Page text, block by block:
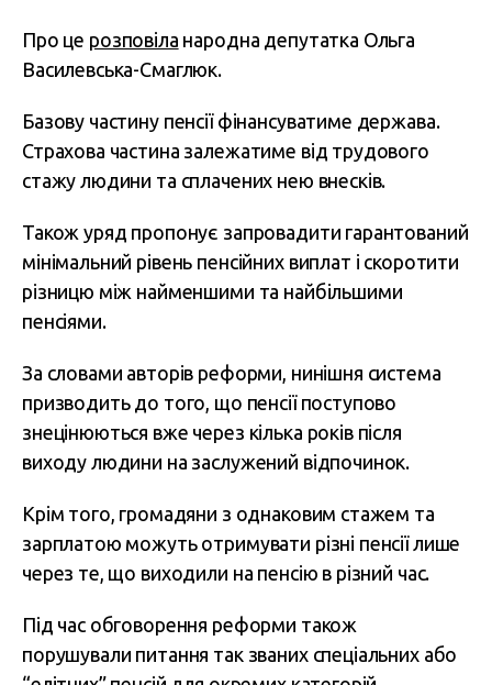
Про це розповіла народна депутатка Ольга
Василевська-Смаглюк.
Базову частину пенсії фінансуватиме держава.
Страхова частина залежатиме від трудового
стажу людини та сплачених нею внесків.
Також уряд пропонує запровадити гарантований
мінімальний рівень пенсійних виплат і скоротити
різницю між найменшими та найбільшими
пенсіями.
За словами авторів реформи, нинішня система
призводить до того, що пенсії поступово
знецінюються вже через кілька років після
виходу людини на заслужений відпочинок.
Крім того, громадяни з однаковим стажем та
зарплатою можуть отримувати різні пенсії лише
через те, що виходили на пенсію в різний час.
Під час обговорення реформи також
порушували питання так званих спеціальних або